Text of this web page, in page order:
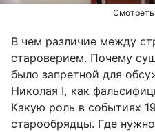
Смотреть
В чем различие между
староверием. Почему
было запретной для
Николая I, как
Какую роль в событиях
старообрядцы. Где